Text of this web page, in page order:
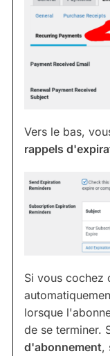
Vers le bas,
rappels
Si vous cochez
lorsque
de se terminer.
d'abonnement,